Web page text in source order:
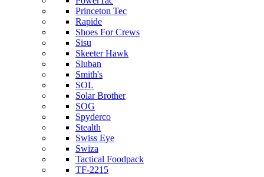
Princeton Tec
Rapide
Shoes For Crews
Sisu
Skeeter Hawk
Sluban
Smith's
SOL
Solar Brother
SOG
Spyderco
Stealth
Swiss Eye
Swiza
Tactical Foodpack
TF-2215